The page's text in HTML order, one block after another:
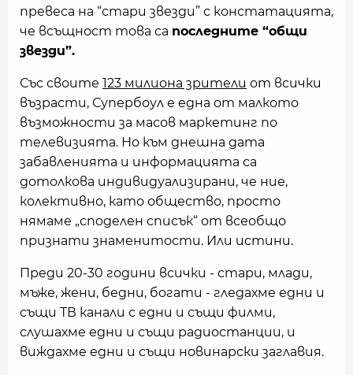
превеса на “стари звезди” с констатацията,
че всъщност това са последните “общи
звезди”.
Със своите 123 милиона зрители от всички
възрасти, Супербоул е една от малкото
възможности за масов маркетинг по
телевизията. Но към днешна дата
забавленията и информацията са
дотолкова индивидуализирани, че ние,
колективно, като общество, просто
нямаме „споделен списък“ от всеобщо
признати знаменитости. Или истини.
Преди 20-30 години всички - стари, млади,
мъже, жени, бедни, богати - гледахме едни и
същи ТВ канали с едни и същи филми,
слушахме едни и същи радиостанции, и
виждахме едни и същи новинарски заглавия.